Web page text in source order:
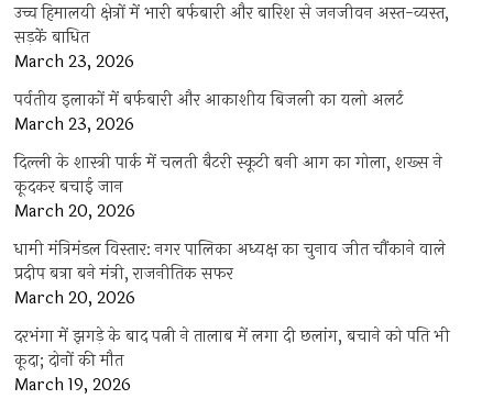
उच्च हिमालयी क्षेत्रों में भारी बर्फबारी और बारिश से जनजीवन अस्त-व्यस्त,
सड़कें बाधित
March 23, 2026
पर्वतीय इलाकों में बर्फबारी और आकाशीय बिजली का यलो अलर्ट
March 23, 2026
दिल्ली के शास्त्री पार्क में चलती बैटरी स्कूटी बनी आग का गोला, शख्स ने
कूदकर बचाई जान
March 20, 2026
धामी मंत्रिमंडल विस्तार: नगर पालिका अध्यक्ष का चुनाव जीत चौंकाने वाले
प्रदीप बत्रा बने मंत्री, राजनीतिक सफर
March 20, 2026
दरभंगा में झगड़े के बाद पत्नी ने तालाब में लगा दी छलांग, बचाने को पति भी
कूदा; दोनों की मौत
March 19, 2026